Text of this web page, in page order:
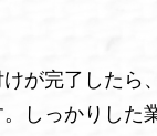
が完了したら
しっかりした